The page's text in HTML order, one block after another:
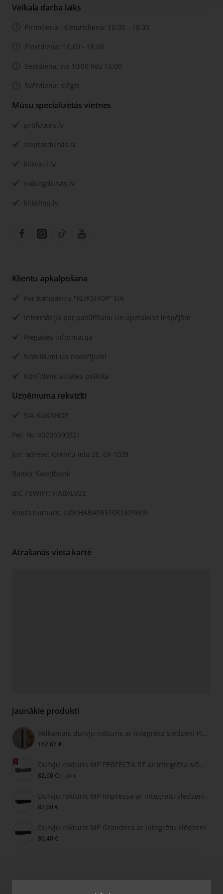
Veikala darba laiks
Pirmdiena - Ceturtdiena: 10.00 - 18.00
Piektdiena: 10.00 - 16.00
Sestdiena: no 10:00 līdz 15:00
Svētdiena: slēgts
Mūsu specializētās vietnes
profdoors.lv
sleptasdurvis.lv
klikvinil.lv
vikkingdurvis.lv
klikshop.lv
Klientu apkalpošana
Par kompāniju "KLIKSHOP" SIA
Informācija par pasūtīšanu un apmaksas iespējām
Piegādes informācija
Noteikumi un nosacījumi
Konfidencialitātes politika
Uzņēmuma rekvizīti
SIA KLIKSHOP
Рег. №: 40203390321
Jur. adrese: Grenču iela 2E, LV-1029
Banka: Swedbank
BIC / SWIFT: HABALV22
Konta numurs: LV04HABA0551052429609
Atrašanās vieta kartē
Jaunākie produkti
162,87 €
82,60 €91,80 €
Durvju rokturis MP Impressa ar integrētu slēdzeni
82,60 €
Durvju rokturis MP Grandera ar integrētu slēdzeni
86,40 €